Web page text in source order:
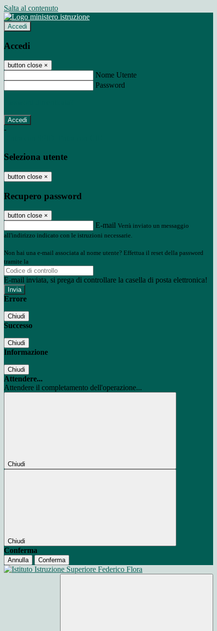
Salta al contenuto
Accedi
Accedi
button close ×
Nome Utente
Password
-
Seleziona utente
button close ×
Recupero password
button close ×
E-mail Verrà inviato un messaggio
all'indirizzo indicato con le istruzioni necessarie.
Non hai una e-mail associata al nome utente? Effettua il reset della password
tramite la
E-mail inviata, si prega di controllare la casella di posta elettronica!
Errore
Chiudi
Successo
Chiudi
Informazione
Chiudi
Attendere...
Attendere il completamento dell'operazione...
Chiudi
Chiudi
Conferma
Annulla Conferma